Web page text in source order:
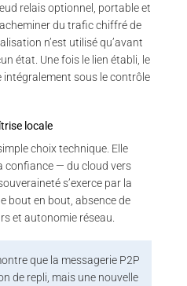
relais optionnel, portable et
du trafic chiffré de
n’est utilisé qu’avant
état. Une fois le lien établi, le
sous le contrôle
locale
choix technique. Elle
confiance — du cloud vers
s’exerce par la
bout en bout, absence de
et autonomie réseau.
que la messagerie P2P
de repli, mais une nouvelle